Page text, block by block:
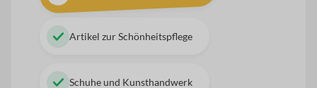
Artikel zur Schönheitspflege
Schuhe und Kunsthandwerk